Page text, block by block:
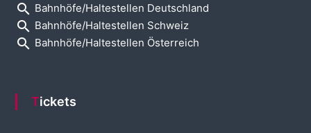
search Bahnhöfe/Haltestellen Deutschland
search Bahnhöfe/Haltestellen Schweiz
search Bahnhöfe/Haltestellen Österreich
Tickets